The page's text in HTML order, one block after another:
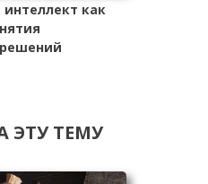
как
ЭТУ ТЕМУ